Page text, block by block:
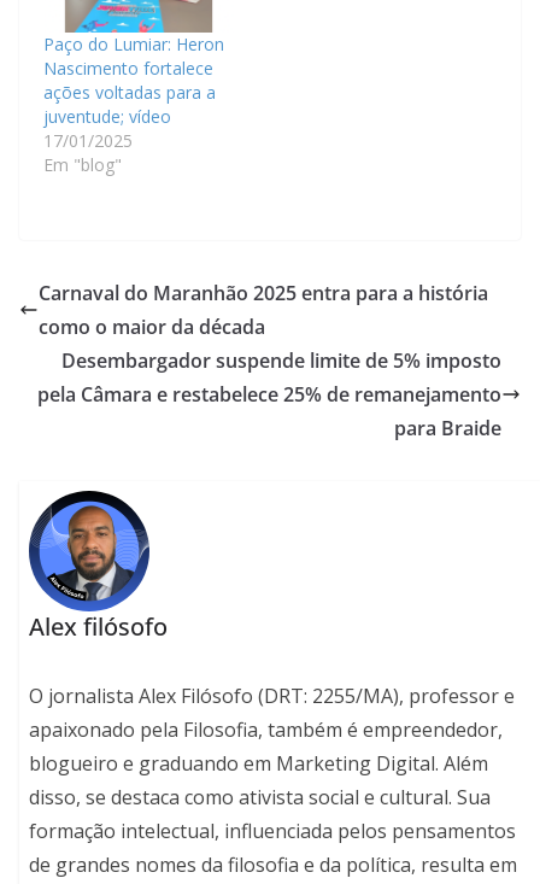
Paço do Lumiar: Heron
Nascimento fortalece
ações voltadas para a
juventude; vídeo
17/01/2025
Em "blog"
Carnaval do Maranhão 2025 entra para a história
como o maior da década
Desembargador suspende limite de 5% imposto
pela Câmara e restabelece 25% de remanejamento
para Braide
Alex filósofo
O jornalista Alex Filósofo (DRT: 2255/MA), professor e
apaixonado pela Filosofia, também é empreendedor,
blogueiro e graduando em Marketing Digital. Além
disso, se destaca como ativista social e cultural. Sua
formação intelectual, influenciada pelos pensamentos
de grandes nomes da filosofia e da política, resulta em